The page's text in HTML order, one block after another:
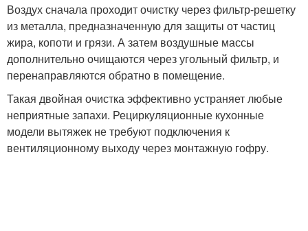
Воздух сначала проходит очистку через фильтр-решетку
из металла, предназначенную для защиты от частиц
жира, копоти и грязи. А затем воздушные массы
дополнительно очищаются через угольный фильтр, и
перенаправляются обратно в помещение.
Такая двойная очистка эффективно устраняет любые
неприятные запахи. Рециркуляционные кухонные
модели вытяжек не требуют подключения к
вентиляционному выходу через монтажную гофру.